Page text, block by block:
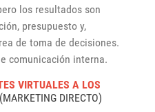
los resultados son
presupuesto y,
de toma de decisiones.
comunicación interna.
VIRTUALES A LOS
(MARKETING DIRECTO)